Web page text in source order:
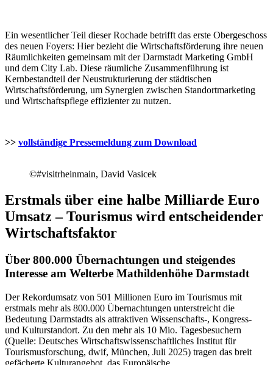
Ein wesentlicher Teil dieser Rochade betrifft das erste Obergeschoss
des neuen Foyers: Hier bezieht die Wirtschaftsförderung ihre neuen
Räumlichkeiten gemeinsam mit der Darmstadt Marketing GmbH
und dem City Lab. Diese räumliche Zusammenführung ist
Kernbestandteil der Neustrukturierung der städtischen
Wirtschaftsförderung, um Synergien zwischen Standortmarketing
und Wirtschaftspflege effizienter zu nutzen.
>> vollständige Pressemeldung zum Download
©#visitrheinmain, David Vasicek
Erstmals über eine halbe Milliarde Euro
Umsatz – Tourismus wird entscheidender
Wirtschaftsfaktor
Über 800.000 Übernachtungen und steigendes
Interesse am Welterbe Mathildenhöhe Darmstadt
Der Rekordumsatz von 501 Millionen Euro im Tourismus mit
erstmals mehr als 800.000 Übernachtungen unterstreicht die
Bedeutung Darmstadts als attraktiven Wissenschafts-, Kongress-
und Kulturstandort. Zu den mehr als 10 Mio. Tagesbesuchern
(Quelle: Deutsches Wirtschaftswissenschaftliches Institut für
Tourismusforschung, dwif, München, Juli 2025) tragen das breit
gefächerte Kulturangebot, das Europäische